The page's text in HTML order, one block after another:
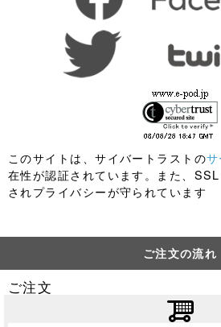
このサイトは、サイバートラストの
在性が認証されています。また、
されプライバシーが守られています
ご注文の流れ
ご注文